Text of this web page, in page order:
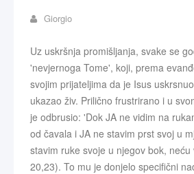
Giorgio
Uz uskršnja promišljanja, svake se
'nevjernoga Tome', koji, prema
svojim prijateljima da je Isus
ukazao živ. Prilično frustrirano i u
je odbrusio: 'Dok JA ne vidim na
od čavala i JA ne stavim prst svoj u
stavim ruke svoje u njegov bok,
20,23). To mu je donjelo specifični